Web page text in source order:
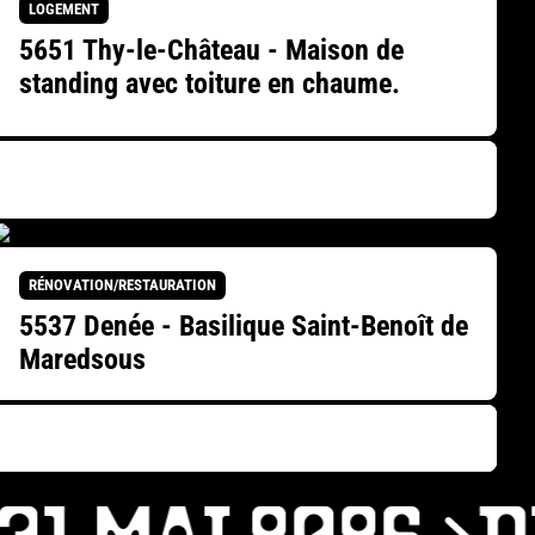
LOGEMENT
5651 Thy-le-Château - Maison de
standing avec toiture en chaume.
RÉNOVATION/RESTAURATION
5537 Denée - Basilique Saint-Benoît de
Maredsous